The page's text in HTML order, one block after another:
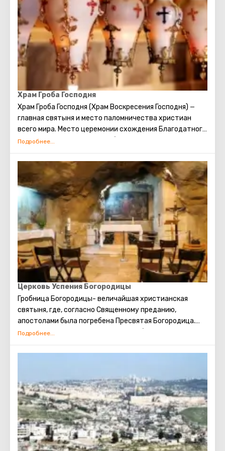
непременно сбудется. Собираясь посетить Стену
Плача, следует помнить о том, что это возможно
только в скромной одежде, прикрывающей колени и
плечи.
Храм Гроба Господня
Храм Гроба Господня (Храм Воскресения Господня) —
главная святыня и место паломничества христиан
всего мира. Место церемонии схождения Благодатного
огня. Место распятия, погребения и воскрешения
Церковь Успения Богородицы
Гробница Богородицы- величайшая христианская
святыня, где, согласно Священному преданию,
апостолами была погребена Пресвятая Богородица.
Расположена в Гефсимании. Над гробницей построена